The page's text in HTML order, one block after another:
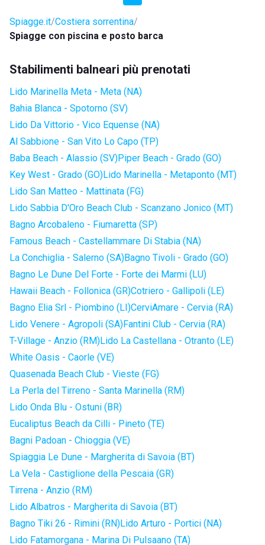
Spiagge.it Costiera sorrentina
Spiagge con piscina e posto barca
Stabilimenti balneari più prenotati
Lido Marinella Meta - Meta (NA)
Bahia Blanca - Spotorno (SV)
Lido Da Vittorio - Vico Equense (NA)
Al Sabbione - San Vito Lo Capo (TP)
Baba Beach - Alassio (SV)Piper Beach - Grado (GO)
Key West - Grado (GO)Lido Marinella - Metaponto (MT)
Lido San Matteo - Mattinata (FG)
Lido Sabbia D'Oro Beach Club - Scanzano Jonico (MT)
Bagno Arcobaleno - Fiumaretta (SP)
Famous Beach - Castellammare Di Stabia (NA)
La Conchiglia - Salerno (SA)Bagno Tivoli - Grado (GO)
Bagno Le Dune Del Forte - Forte dei Marmi (LU)
Hawaii Beach - Follonica (GR)Cotriero - Gallipoli (LE)
Bagno Elia Srl - Piombino (LI)CerviAmare - Cervia (RA)
Lido Venere - Agropoli (SA)Fantini Club - Cervia (RA)
T-Village - Anzio (RM)Lido La Castellana - Otranto (LE)
White Oasis - Caorle (VE)
Quasenada Beach Club - Vieste (FG)
La Perla del Tirreno - Santa Marinella (RM)
Lido Onda Blu - Ostuni (BR)
Eucaliptus Beach da Cilli - Pineto (TE)
Bagni Padoan - Chioggia (VE)
Spiaggia Le Dune - Margherita di Savoia (BT)
La Vela - Castiglione della Pescaia (GR)
Tirrena - Anzio (RM)
Lido Albatros - Margherita di Savoia (BT)
Bagno Tiki 26 - Rimini (RN)Lido Arturo - Portici (NA)
Lido Fatamorgana - Marina Di Pulsaano (TA)